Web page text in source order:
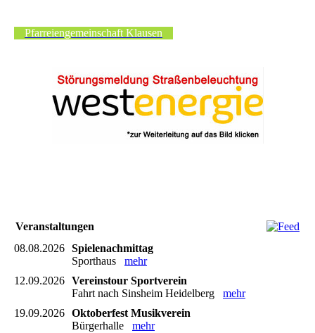
Pfarreiengemeinschaft Klausen
Veranstaltungen
08.08.2026 Spielenachmittag
Sporthaus mehr
12.09.2026 Vereinstour Sportverein
Fahrt nach Sinsheim Heidelberg mehr
19.09.2026 Oktoberfest Musikverein
Bürgerhalle mehr